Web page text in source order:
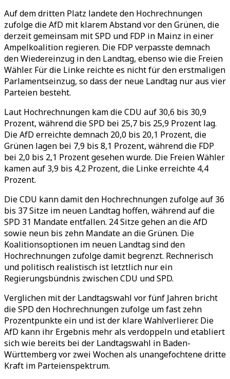
Auf dem dritten Platz landete den Hochrechnungen
zufolge die AfD mit klarem Abstand vor den Grünen, die
derzeit gemeinsam mit SPD und FDP in Mainz in einer
Ampelkoalition regieren. Die FDP verpasste demnach
den Wiedereinzug in den Landtag, ebenso wie die Freien
Wähler. Für die Linke reichte es nicht für den erstmaligen
Parlamentseinzug, so dass der neue Landtag nur aus vier
Parteien besteht.
Laut Hochrechnungen kam die CDU auf 30,6 bis 30,9
Prozent, während die SPD bei 25,7 bis 25,9 Prozent lag.
Die AfD erreichte demnach 20,0 bis 20,1 Prozent, die
Grünen lagen bei 7,9 bis 8,1 Prozent, während die FDP
bei 2,0 bis 2,1 Prozent gesehen wurde. Die Freien Wähler
kamen auf 3,9 bis 4,2 Prozent, die Linke erreichte 4,4
Prozent.
Die CDU kann damit den Hochrechnungen zufolge auf 36
bis 37 Sitze im neuen Landtag hoffen, während auf die
SPD 31 Mandate entfallen. 24 Sitze gehen an die AfD
sowie neun bis zehn Mandate an die Grünen. Die
Koalitionsoptionen im neuen Landtag sind den
Hochrechnungen zufolge damit begrenzt. Rechnerisch
und politisch realistisch ist letztlich nur ein
Regierungsbündnis zwischen CDU und SPD.
Verglichen mit der Landtagswahl vor fünf Jahren bricht
die SPD den Hochrechnungen zufolge um fast zehn
Prozentpunkte ein und ist der klare Wahlverlierer. Die
AfD kann ihr Ergebnis mehr als verdoppeln und etabliert
sich wie bereits bei der Landtagswahl in Baden-
Württemberg vor zwei Wochen als unangefochtene dritte
Kraft im Parteienspektrum.